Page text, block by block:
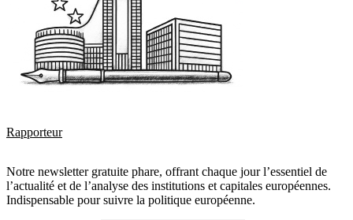
Rapporteur
Notre newsletter gratuite phare, offrant chaque jour l’essentiel de
l’actualité et de l’analyse des institutions et capitales européennes.
Indispensable pour suivre la politique européenne.